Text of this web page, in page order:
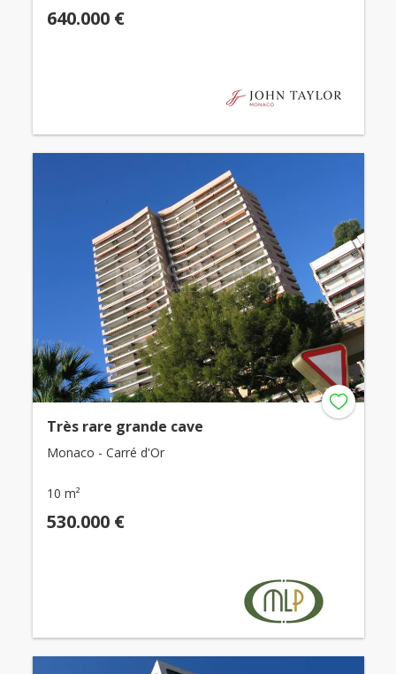
640.000 €
Très rare grande cave
Monaco - Carré d'Or
10 m²
530.000 €